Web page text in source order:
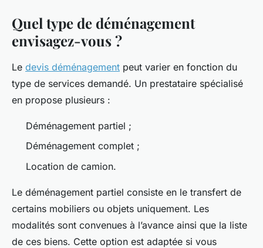
Quel type de déménagement
envisagez-vous ?
Le devis déménagement peut varier en fonction du
type de services demandé. Un prestataire spécialisé
en propose plusieurs :
Déménagement partiel ;
Déménagement complet ;
Location de camion.
Le déménagement partiel consiste en le transfert de
certains mobiliers ou objets uniquement. Les
modalités sont convenues à l’avance ainsi que la liste
de ces biens. Cette option est adaptée si vous